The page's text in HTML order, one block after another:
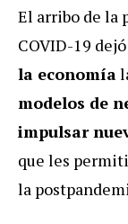
El arribo de la
COVID-19
la economía
modelos de
impulsar
que les
la